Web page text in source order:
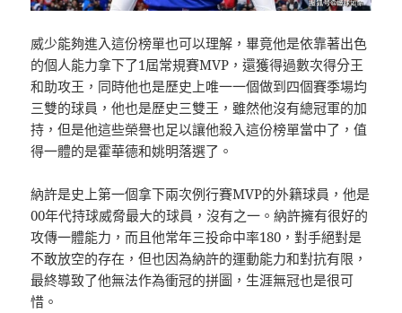
威少能夠進入這份榜單也可以理解，畢竟他是依靠著出色
的個人能力拿下了1屆常規賽MVP，還獲得過數次得分王
和助攻王，同時他也是歷史上唯一一個做到四個賽季場均
三雙的球員，他也是歷史三雙王，雖然他沒有總冠軍的加
持，但是他這些榮譽也足以讓他殺入這份榜單當中了，值
得一體的是霍華德和姚明落選了。
納許是史上第一個拿下兩次例行賽MVP的外籍球員，他是
00年代持球威脅最大的球員，沒有之一。納許擁有很好的
攻傳一體能力，而且他常年三投命中率180，對手絕對是
不敢放空的存在，但也因為納許的運動能力和對抗有限，
最終導致了他無法作為衝冠的拼圖，生涯無冠也是很可
惜。